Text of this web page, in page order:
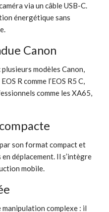
via un câble USB-C.
énergétique sans
Canon
modèles Canon,
R comme l’EOS R5 C,
comme les XA65,
son format compact et
déplacement. Il s’intègre
mobile.
manipulation complexe : il